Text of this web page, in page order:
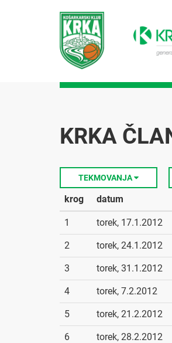
KRKA
TEKMOVANJA
krog datum
1 torek, 17.1.2012
2 torek, 24.1.2012
3 torek, 31.1.2012
4 torek, 7.2.2012
5 torek, 21.2.2012
6 torek, 28.2.2012